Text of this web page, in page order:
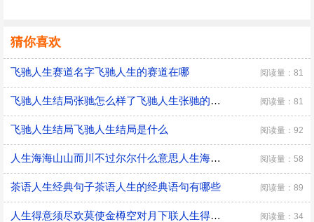
猜你喜欢
飞驰人生赛道名字飞驰人生的赛道在哪 阅读量：81
飞驰人生结局张驰怎么样了飞驰人生张驰的结局 阅读量：81
飞驰人生结局飞驰人生结局是什么 阅读量：92
人生海海山山而川不过尔尔什么意思人生海海山山而川不过尔尔啥意思 阅读量：58
茶语人生经典句子茶语人生的经典语句有哪些 阅读量：89
人生得意须尽欢莫使金樽空对月下联人生得意须尽欢莫使金樽空对月的作者是谁 阅读量：34